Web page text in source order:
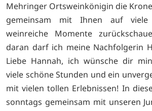
Mehringer Ortsweinkönigin die
gemeinsam mit Ihnen auf viele
weinreiche Momente
daran darf ich meine Nachfolgerin
Liebe Hannah, ich wünsche dir
viele schöne Stunden und ein
mit vielen tollen Erlebnissen! In
sonntags gemeinsam mit unseren